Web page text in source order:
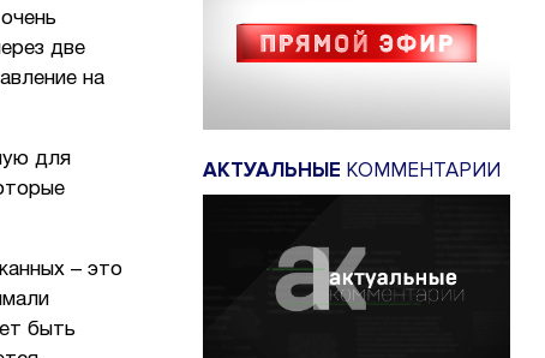
две
на
для
– это
быть
АКТУАЛЬНЫЕ КОММЕНТАРИИ